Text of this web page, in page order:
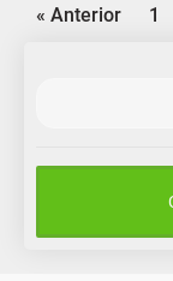
« Anterior 1